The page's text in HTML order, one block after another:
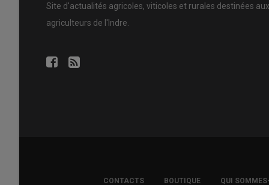
Site d'actualités agricoles, viticoles et rurales destinées aux
agriculteurs de l'Indre.
CONTACTS BOUTIQUE QUI